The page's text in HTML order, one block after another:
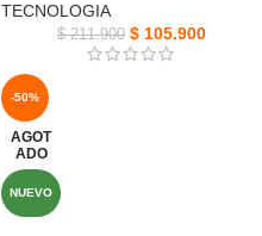
TECNOLOGIA
$211.900 $ 105.900
-50%
AGOT
ADO
NUEVO